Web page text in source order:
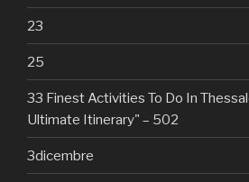
23
25
33 Finest Activities To Do In
Ultimate Itinerary" – 502
3dicembre